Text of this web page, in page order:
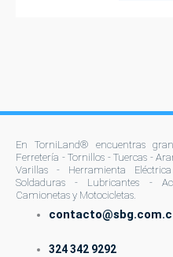
En TorniLand® encuentras
Ferretería - Tornillos - Tuercas -
Varillas - Herramienta
Soldaduras - Lubricantes -
Camionetas y Motocicletas.
324 342 9292